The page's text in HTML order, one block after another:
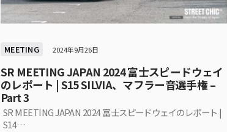
MEETING 2024年9月26日
SR MEETING JAPAN 2024 富士スピードウェイ
のレポート | S15 SILVIA、マフラー音選手権 –
Part 3
SR MEETING JAPAN 2024 富士スピードウェイのレポート |
S14…